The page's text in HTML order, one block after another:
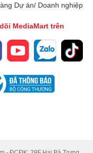
Dự án/ Doanh nghiệp
MediaMart trên